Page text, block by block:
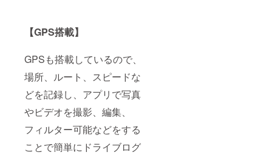
【GPS搭載】
GPSも搭載しているので、
場所、ルート、スピードな
どを記録し、アプリで写真
やビデオを撮影、編集、
フィルター可能などをする
ことで簡単にドライブログ